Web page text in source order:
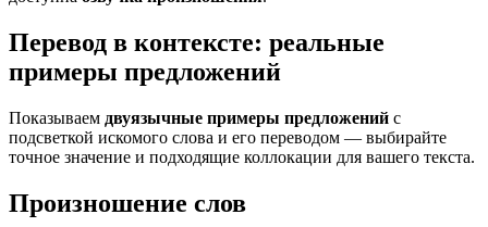
Перевод в контексте: реальные
примеры предложений
Показываем двуязычные примеры предложений с
подсветкой искомого слова и его переводом — выбирайте
точное значение и подходящие коллокации для вашего текста.
Произношение слов